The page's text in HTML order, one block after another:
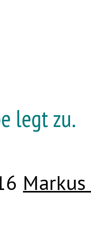
legt zu.